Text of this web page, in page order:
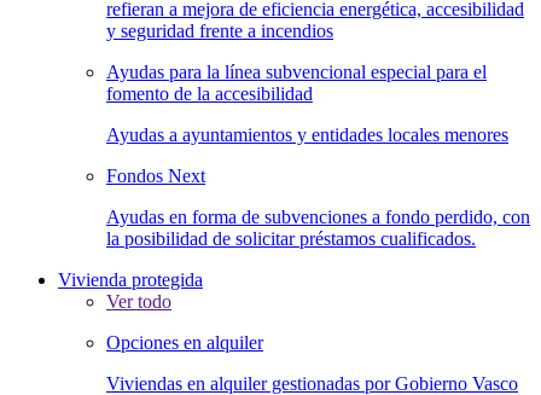
refieran a mejora de eficiencia energética, accesibilidad
y seguridad frente a incendios
Ayudas para la línea subvencional especial para el
fomento de la accesibilidad
Ayudas a ayuntamientos y entidades locales menores
Fondos Next
Ayudas en forma de subvenciones a fondo perdido, con
la posibilidad de solicitar préstamos cualificados.
Vivienda protegida
Ver todo
Opciones en alquiler
Viviendas en alquiler gestionadas por Gobierno Vasco